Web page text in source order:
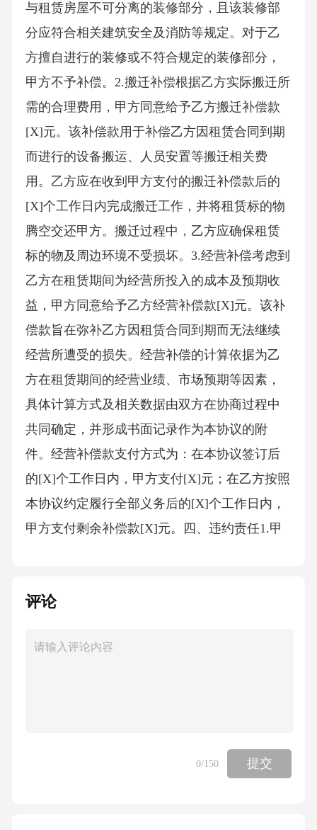
与租赁房屋不可分离的装修部分，且该装修部
分应符合相关建筑安全及消防等规定。对于乙
方擅自进行的装修或不符合规定的装修部分，
甲方不予补偿。2.搬迁补偿根据乙方实际搬迁所
需的合理费用，甲方同意给予乙方搬迁补偿款
[X]元。该补偿款用于补偿乙方因租赁合同到期
而进行的设备搬运、人员安置等搬迁相关费
用。乙方应在收到甲方支付的搬迁补偿款后的
[X]个工作日内完成搬迁工作，并将租赁标的物
腾空交还甲方。搬迁过程中，乙方应确保租赁
标的物及周边环境不受损坏。3.经营补偿考虑到
乙方在租赁期间为经营所投入的成本及预期收
益，甲方同意给予乙方经营补偿款[X]元。该补
偿款旨在弥补乙方因租赁合同到期而无法继续
经营所遭受的损失。经营补偿的计算依据为乙
方在租赁期间的经营业绩、市场预期等因素，
具体计算方式及相关数据由双方在协商过程中
共同确定，并形成书面记录作为本协议的附
件。经营补偿款支付方式为：在本协议签订后
的[X]个工作日内，甲方支付[X]元；在乙方按照
本协议约定履行全部义务后的[X]个工作日内，
甲方支付剩余补偿款[X]元。四、违约责任1.甲
[X%]向乙方支付违约金。逾期超过[X]日的，乙
部补偿款及违约金，同时承担乙方因此遭受的
失、可得利益损失等。2.乙方违约责任若乙方未
按照本协议约定按时将租赁标的物及附属设施
评论
0/150 提交